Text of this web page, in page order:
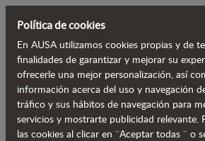
Volver al blog
AUSA se expande en
nuevo socio
Política de cookies
En AUSA utilizamos cookies propias y de
finalidades de garantizar y mejorar su
ofrecerle una mejor personalización, así
información acerca del uso y navegación
tráfico y sus hábitos de navegación para
servicios y mostrarte publicidad relevante.
las cookies al clicar en ¨Aceptar todas ¨ o